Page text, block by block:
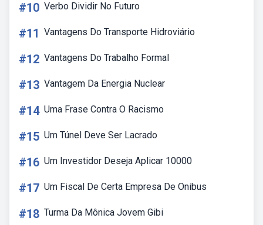
#10 Verbo Dividir No Futuro
#11 Vantagens Do Transporte Hidroviário
#12 Vantagens Do Trabalho Formal
#13 Vantagem Da Energia Nuclear
#14 Uma Frase Contra O Racismo
#15 Um Túnel Deve Ser Lacrado
#16 Um Investidor Deseja Aplicar 10000
#17 Um Fiscal De Certa Empresa De Onibus
#18 Turma Da Mônica Jovem Gibi